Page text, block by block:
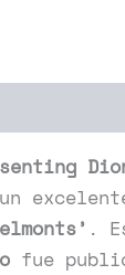
.
fue